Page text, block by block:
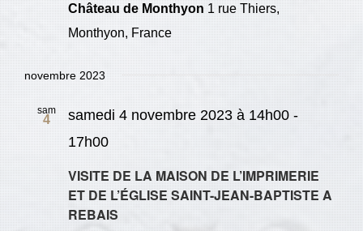
Château de Monthyon 1 rue Thiers,
Monthyon, France
novembre 2023
sam
4
VISITE DE LA MAISON DE L’IMPRIMERIE
ET DE L’ÉGLISE SAINT-JEAN-BAPTISTE A
REBAIS
samedi 4 novembre 2023 à 14h00 -
17h00